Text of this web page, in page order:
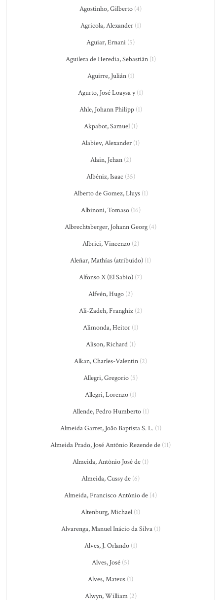
Agostinho, Gilberto (4)
Agricola, Alexander(1)
Aguiar, Ernani (5)
Aguilera de Heredia, Sebastián(1)
Aguirre, Julián(1)
Agurto, José Loaysa y(1)
Ahle, Johann Philipp(1)
Akpabot, Samuel(1)
Alabiev, Alexander (1)
Alain, Jehan(2)
Albéniz, Isaac (35)
Alberto de Gomez, Lluys(1)
Albinoni, Tomaso(16)
Albrechtsberger, Johann Georg (4)
Albrici, Vincenzo(2)
Aleñar, Mathías (atribuido) (1)
Alfonso X (El Sabio) (7)
Alfvén, Hugo (2)
Ali-Zadeh, Franghiz (2)
Alimonda, Heitor (1)
Alison, Richard(1)
Alkan, Charles-Valentin (2)
Allegri, Gregorio (5)
Allegri, Lorenzo (1)
Allende, Pedro Humberto(1)
Almeida Garret, João Baptista S. L.(1)
Almeida Prado, José Antônio Rezende de (11)
Almeida, Antônio José de (1)
Almeida, Cussy de (6)
Almeida, Francisco António de (4)
Altenburg, Michael (1)
Alvarenga, Manuel Inácio da Silva(1)
Alves, J. Orlando(1)
Alves, José (5)
Alves, Mateus (1)
Alwyn, William(2)